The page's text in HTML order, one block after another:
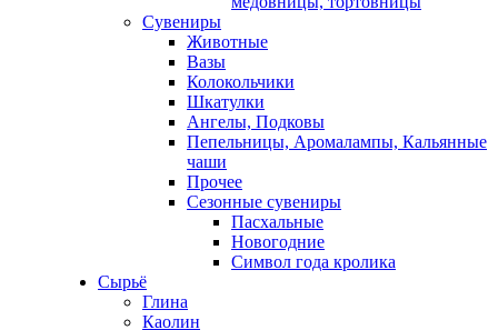
Сувениры
Животные
Вазы
Колокольчики
Шкатулки
Ангелы, Подковы
Пепельницы, Аромалампы, Кальянные
чаши
Прочее
Сезонные сувениры
Пасхальные
Новогодние
Символ года кролика
Сырьё
Глина
Каолин